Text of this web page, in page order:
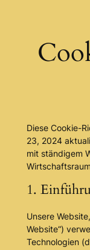
Diese Cookie-
23, 2024
mit ständigem
1.
Unsere Website,
Website“)
Technologien